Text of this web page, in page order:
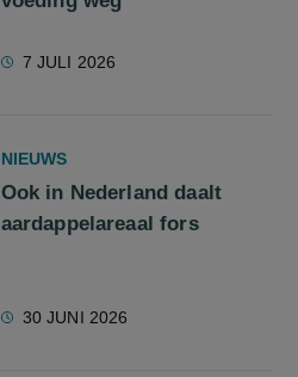
7 JULI 2026
NIEUWS
Ook in Nederland daalt
aardappelareaal fors
30 JUNI 2026